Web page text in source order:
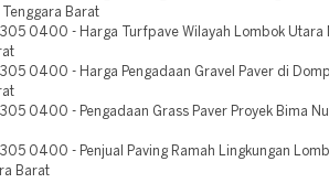
Tenggara Barat
0400 - Harga Turfpave Wilayah Lombok Utara
0400 - Harga Pengadaan Gravel Paver di
0400 - Pengadaan Grass Paver Proyek Bima
0400 - Penjual Paving Ramah Lingkungan
Barat